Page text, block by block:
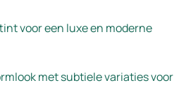
voor een luxe en moderne
met subtiele variaties voor